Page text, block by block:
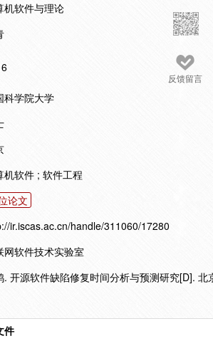
反馈留言
机软件与理论
科学院大学
机软件 ; 软件工程
论文
ir.iscas.ac.cn/handle/311060/17280
网软件技术实验室
. 开源软件缺陷修复时间分析与预测研究[D].
件